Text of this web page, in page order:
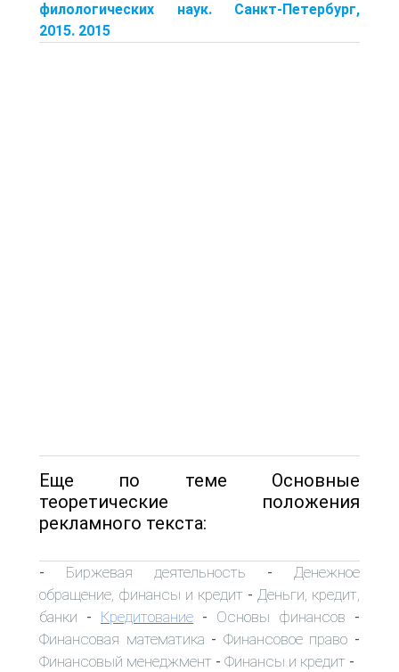
филологических наук. Санкт-Петербург,
2015. 2015
Еще по теме Основные
теоретические положения
рекламного текста:
- Биржевая деятельность - Денежное
обращение, финансы и кредит - Деньги, кредит,
банки - Кредитование - Основы финансов -
Финансовая математика - Финансовое право -
Финансовый менеджмент - Финансы и кредит -